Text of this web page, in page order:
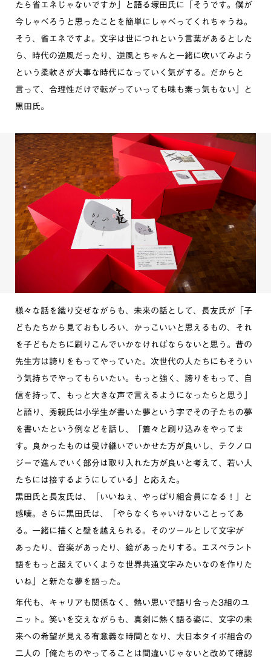
たら省エネじゃないですか」と語る塚田氏に「そうです。僕が
今しゃべろうと思ったことを簡単にしゃべってくれちゃうね。
そう、省エネですよ。文字は世につれという言葉があるとした
ら、時代の逆風だったり、逆風とちゃんと一緒に吹いてみよう
という柔軟さが大事な時代になっていく気がする。だからと
言って、合理性だけで転がっていっても味も素っ気もない」と
黒田氏。
様々な話を織り交ぜながらも、未来の話として、長友氏が「子
どもたちから見ておもしろい、かっこいいと思えるもの、それ
を子どもたちに刷りこんでいかなければならないと思う。昔の
先生方は誇りをもってやっていた。次世代の人たちにもそうい
う気持ちでやってもらいたい。もっと強く、誇りをもって、自
信を持って、もっと大きな声で言えるようになったらと思う」
と語り、秀親氏は小学生が書いた夢という字でその子たちの夢
を書いたという例などを話し、「着々と刷り込みをやってま
す。良かったものは受け継いでいかせた方が良いし、テクノロ
ジーで進んでいく部分は取り入れた方が良いと考えて、若い人
たちには接するようにしている」と応えた。
黒田氏と長友氏は、「いいねぇ、やっぱり組合員になる！」と
感嘆。さらに黒田氏は、「やらなくちゃいけないことってあ
る。一緒に描くと壁を越えられる。そのツールとして文字が
あったり、音楽があったり、絵があったりする。エスペラント
語をもっと超えていくような世界共通文字みたいなのを作りた
いね」と新たな夢を語った。
年代も、キャリアも関係なく、熱い思いで語り合った3組のユ
ニット。笑いを交えながらも、真剣に熱く語る姿に、文字の未
来への希望が見える有意義な時間となり、大日本タイポ組合の
二人の「俺たちのやってることは間違いじゃないと改めて確認